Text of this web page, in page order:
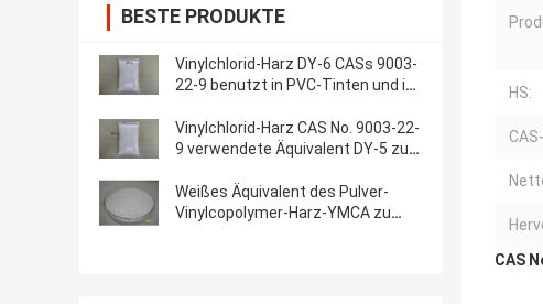
BESTE PRODUKTE
Vinylchlorid-Harz DY-6 CASs 9003-
22-9 benutzt in PVC-Tinten und in
Vinylchlorid-Harz CAS No. 9003-22-
9 verwendete Äquivalent DY-5 zu
Klebern
Weißes Äquivalent des Pulver-
Vinylcopolymer-Harz-YMCA zu
HS:
CAS